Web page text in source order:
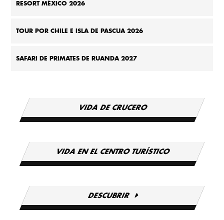
RESORT MÉXICO 2026
TOUR POR CHILE E ISLA DE PASCUA 2026
SAFARI DE PRIMATES DE RUANDA 2027
VIDA DE CRUCERO
VIDA EN EL CENTRO TURÍSTICO
DESCUBRIR